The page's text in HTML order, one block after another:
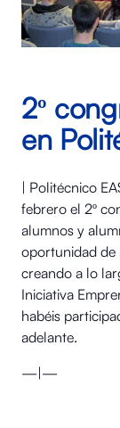
2º
en
| Politécnico
febrero el 2º
alumnos y
oportunidad de
creando a lo
Iniciativa
habéis
adelante.
—|—